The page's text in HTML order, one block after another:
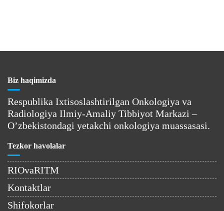
Biz haqimizda
Respublika Ixtisoslashtirilgan Onkologiya va
Radiologiya Ilmiy-Amaliy Tibbiyot Markazi –
O’zbekistondagi yetakchi onkologiya muassasasi.
Tezkor havolalar
RIOvaRITM
Kontaktlar
Shifokorlar